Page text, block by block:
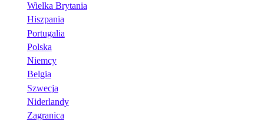
Wielka Brytania
Hiszpania
Portugalia
Polska
Niemcy
Belgia
Szwecja
Niderlandy
Zagranica